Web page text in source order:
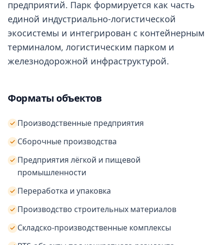
предприятий. Парк формируется как часть
единой индустриально-логистической
экосистемы и интегрирован с контейнерным
терминалом, логистическим парком и
железнодорожной инфраструктурой.
Форматы объектов
Производственные предприятия
Сборочные производства
Предприятия лёгкой и пищевой
промышленности
Переработка и упаковка
Производство строительных материалов
Складско-производственные комплексы